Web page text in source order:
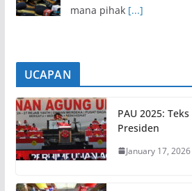
mana pihak [...]
UCAPAN
PAU 2025:
Presiden
January 17, 2026